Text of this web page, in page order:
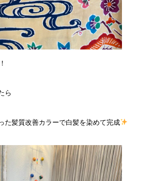
ら
た髪質改善カラーで白髪を染めて完成